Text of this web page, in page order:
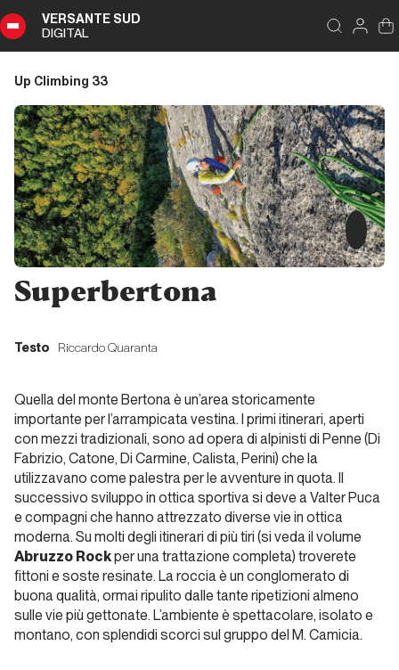
VERSANTE SUD
DIGITAL
Indice
Climbing
33
Sommario
Editoriale
Editoriale
Tempi
Duri
Joe
Falchetto
luma le
pupe
Liguria
Superbertona
DIGITAL
Up Climbing 33
Testo Riccardo Quaranta
Quella del monte Bertona è un’area storicamente
importante per l’arrampicata vestina. I primi itinerari, aperti
con mezzi tradizionali, sono ad opera di alpinisti di Penne (Di
Fabrizio, Catone, Di Carmine, Calista, Perini) che la
utilizzavano come palestra per le avventure in quota. Il
successivo sviluppo in ottica sportiva si deve a Valter Puca
e compagni che hanno attrezzato diverse vie in ottica
moderna. Su molti degli itinerari di più tiri (si veda il volume
Abruzzo Rockper una trattazione completa) troverete
fittoni e soste resinate. La roccia è un conglomerato di
buona qualità, ormai ripulito dalle tante ripetizioni almeno
sulle vie più gettonate. L’ambiente è spettacolare, isolato e
montano, con splendidi scorci sul gruppo del M. Camicia.